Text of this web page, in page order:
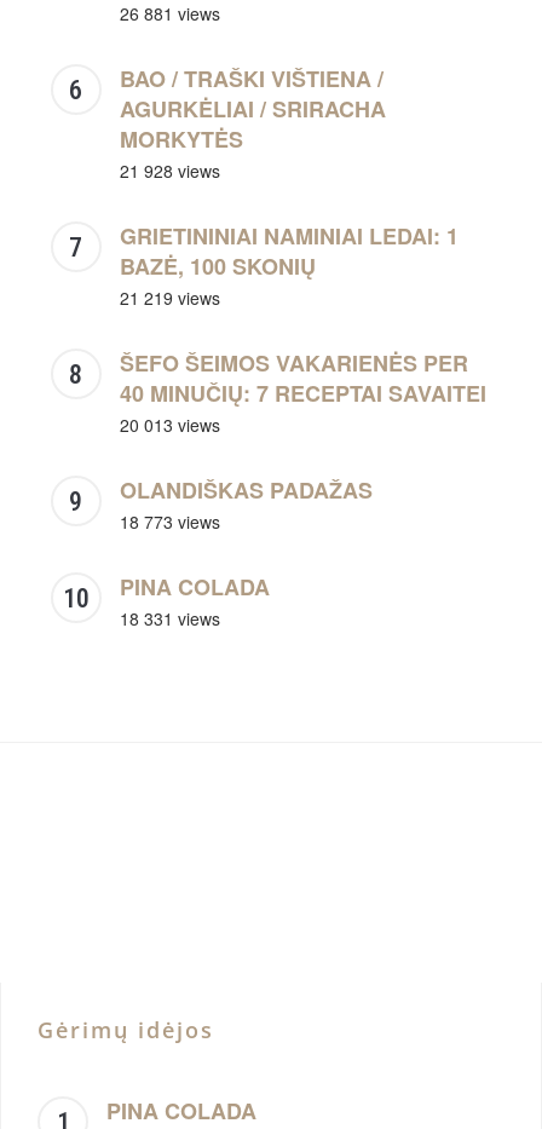
26 881 views
BAO / TRAŠKI VIŠTIENA /
AGURKĖLIAI / SRIRACHA
MORKYTĖS
21 928 views
GRIETININIAI NAMINIAI LEDAI: 1
BAZĖ, 100 SKONIŲ
21 219 views
ŠEFO ŠEIMOS VAKARIENĖS PER
40 MINUČIŲ: 7 RECEPTAI SAVAITEI
20 013 views
OLANDIŠKAS PADAŽAS
18 773 views
PINA COLADA
18 331 views
Gėrimų idėjos
PINA COLADA